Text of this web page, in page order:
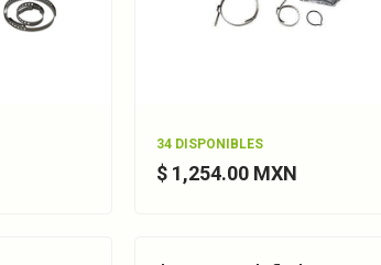
34 DISPONIBLES
$ 1,254.00 MXN